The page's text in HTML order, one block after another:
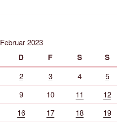
Februar 2023
D F S S
2 3 4
5
9 10 11
12
16 17 18
19